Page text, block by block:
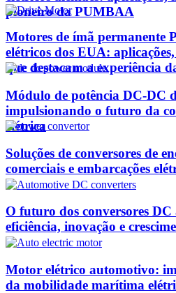
pioneiro da PUMBAA
Motores de ímã permanente
elétricos dos EUA:
que destacam a experiência
Módulo de potência DC-DC
impulsionando o futuro da
elétrica
Soluções de conversores de
comerciais e embarcações
O futuro dos conversores
eficiência, inovação e
Motor elétrico automotivo:
da mobilidade marítima